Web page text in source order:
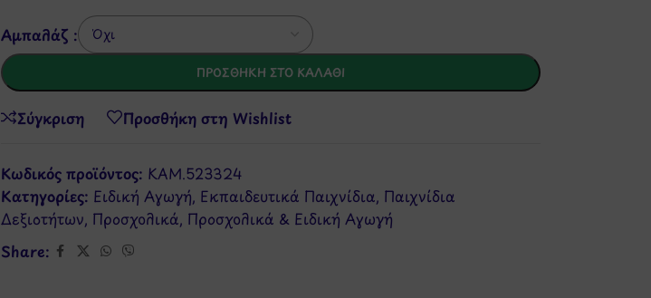
Αμπαλάζ :
ΠΡΟΣΘΉΚΗ ΣΤΟ ΚΑΛΆΘΙ
Σύγκριση Προσθήκη στη Wishlist
Κωδικός προϊόντος: ΚAM.523324
Κατηγορίες: Ειδική Αγωγή, Εκπαιδευτικά Παιχνίδια, Παιχνίδια
Δεξιοτήτων, Προσχολικά, Προσχολικά & Ειδική Αγωγή
Share: